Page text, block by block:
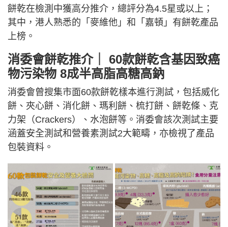
餅乾在檢測中獲高分推介，總評分為4.5星或以上；
其中，港人熟悉的「麥維他」和「嘉頓」有餅乾產品
上榜。
消委會餅乾推介｜ 60款餅乾含基因致癌
物污染物 8成半高脂高糖高鈉
消委會曾搜集市面60款餅乾樣本進行測試，包括威化
餅、夾心餅、消化餅、瑪利餅、梳打餅、餅乾條、克
力架（Crackers）、水泡餅等。消委會該次測試主要
涵蓋安全測試和營養素測試2大範疇，亦檢視了產品
包裝資料。